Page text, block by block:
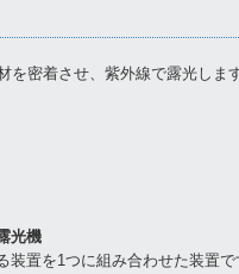
を密着させ、紫外線で露光します
光機
装置を1つに組み合わせた装置